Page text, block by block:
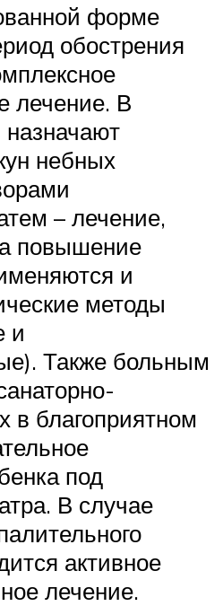
форме
обострения
лечение. В
небных
– лечение,
повышение
и
методы
и
Также больным
в благоприятном
под
В случае
активное
лечение.